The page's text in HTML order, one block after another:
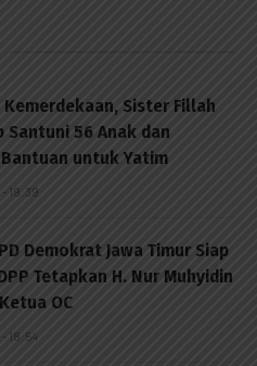
Kemerdekaan, Sister Fillah
Santuni 56 Anak dan
untuk Yatim
19:39
Demokrat Jawa Timur Siap
Tetapkan H. Nur Muhyidin
OC
18:54